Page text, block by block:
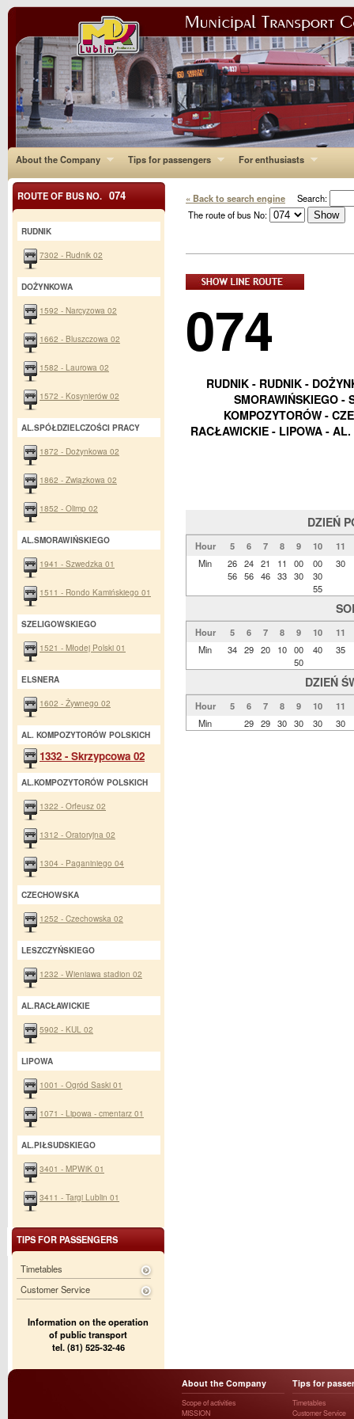
About the Company Tips for passengers For enthusiasts
« Back to search engine Search:
The route of bus No:
074
RUDNIK - RUDNIK -
SMORAWIŃSKIEGO -
KOMPOZYTORÓW -
RACŁAWICKIE - LIPOWA -
DZIEŃ
Hour 5 6 7 8 9 10
11
Min
26
56
24
56
21
46
11
33
00
30
00
30
55
30
Hour 5 6 7 8 9 10
11
Min
34 29 20 10 00
50
40 35
DZIEŃ
Hour 5 6 7 8 9 10
11
Min
29 29 30 30 30 30
ROUTE OF BUS NO. 074
RUDNIK
7302 - Rudnik 02
DOŻYNKOWA
1592 - Narcyzowa 02
1662 - Bluszczowa 02
1582 - Laurowa 02
1572 - Kosynierów 02
AL.SPÓŁDZIELCZOŚCI PRACY
1872 - Dożynkowa 02
1862 - Związkowa 02
1852 - Olimp 02
AL.SMORAWIŃSKIEGO
1941 - Szwedzka 01
1511 - Rondo Kamińskiego 01
SZELIGOWSKIEGO
1521 - Młodej Polski 01
ELSNERA
1602 - Żywnego 02
AL. KOMPOZYTORÓW POLSKICH
1332 - Skrzypcowa 02
AL.KOMPOZYTORÓW POLSKICH
1322 - Orfeusz 02
1312 - Oratoryjna 02
1304 - Paganiniego 04
CZECHOWSKA
1252 - Czechowska 02
LESZCZYŃSKIEGO
1232 - Wieniawa stadion 02
AL.RACŁAWICKIE
5902 - KUL 02
LIPOWA
1001 - Ogród Saski 01
1071 - Lipowa - cmentarz 01
AL.PIŁSUDSKIEGO
3401 - MPWiK 01
3411 - Targi Lublin 01
TIPS FOR PASSENGERS
Timetables
Customer Service
Information on the operation
of public transport
tel. (81) 525-32-46
About the Company
Scope of activities
MISSION
Tips for
Timetables
Customer Service